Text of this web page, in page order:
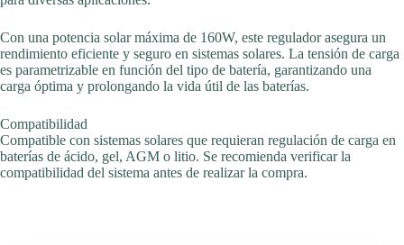
Con una potencia solar máxima de 160W, este regulador asegura un
rendimiento eficiente y seguro en sistemas solares. La tensión de carga
es parametrizable en función del tipo de batería, garantizando una
carga óptima y prolongando la vida útil de las baterías.
Compatibilidad
Compatible con sistemas solares que requieran regulación de carga en
baterías de ácido, gel, AGM o litio. Se recomienda verificar la
compatibilidad del sistema antes de realizar la compra.